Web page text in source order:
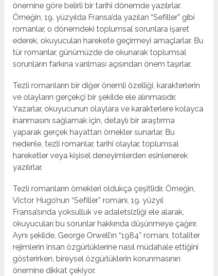
önemine göre belirli bir tarihî dönemde yazılırlar.
Örneğin, 19. yüzyılda Fransa’da yazılan “Sefiller” gibi
romanlar, o dönemdeki toplumsal sorunlara işaret
ederek, okuyucuları harekete geçirmeyi amaçlarlar. Bu
tür romanlar, günümüzde de okunarak toplumsal
sorunların farkına varılması açısından önem taşırlar.
Tezli romanların bir diğer önemli özelliği, karakterlerin
ve olayların gerçekçi bir şekilde ele alınmasıdır.
Yazarlar, okuyucunun olaylara ve karakterlere kolayca
inanmasını sağlamak için, detaylı bir araştırma
yaparak gerçek hayattan örnekler sunarlar. Bu
nedenle, tezli romanlar, tarihî olaylar, toplumsal
hareketler veya kişisel deneyimlerden esinlenerek
yazılırlar.
Tezli romanların örnekleri oldukça çeşitlidir. Örneğin,
Victor Hugo’nun “Sefiller” romanı, 19. yüzyıl
Fransa’sında yoksulluk ve adaletsizliği ele alarak,
okuyucuları bu sorunlar hakkında düşünmeye çağırır.
Aynı şekilde, George Orwell’ın “1984” romanı, totaliter
rejimlerin insan özgürlüklerine nasıl müdahale ettiğini
gösterirken, bireysel özgürlüklerin korunmasının
önemine dikkat çekiyor.